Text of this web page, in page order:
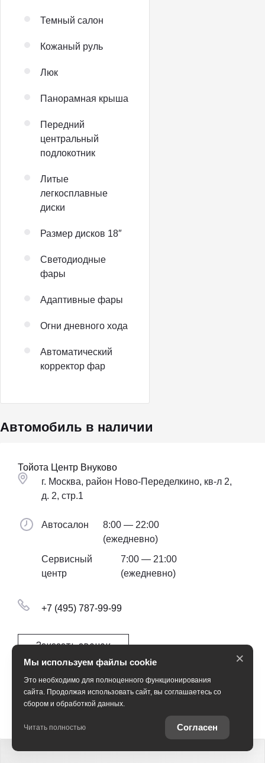
Темный салон
Кожаный руль
Люк
Панорамная крыша
Передний
центральный
подлокотник
Литые
легкосплавные
диски
Размер дисков 18″
Светодиодные
фары
Адаптивные фары
Огни дневного хода
Автоматический
корректор фар
Автомобиль в наличии
Тойота Центр Внуково
г. Москва, район Ново-Переделкино, кв-л 2,
д. 2, стр.1
Автосалон
8:00 — 22:00
(ежедневно)
Сервисный
центр
7:00 — 21:00
(ежедневно)
+7 (495) 787-99-99
Заказать звонок
Мы используем файлы cookie
Это необходимо для полноценного функционирования
сайта. Продолжая использовать сайт, вы соглашаетесь со
сбором и обработкой данных.
Читать полностью Согласен
×